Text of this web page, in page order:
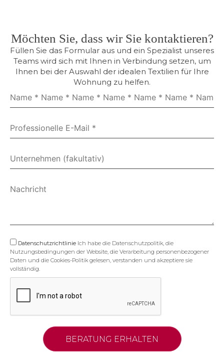
Möchten Sie, dass wir Sie kontaktieren?
Füllen Sie das Formular aus und ein Spezialist unseres
Teams wird sich mit Ihnen in Verbindung setzen, um
Ihnen bei der Auswahl der idealen Textilien für Ihre
Wohnung zu helfen.
Datenschutzrichtlinie Ich habe die Datenschutzpolitik, die
Nutzungsbedingungen der Website, die Verarbeitung personenbezogener
Daten und die Cookies-Politik gelesen, verstanden und akzeptiere sie
vollständig.